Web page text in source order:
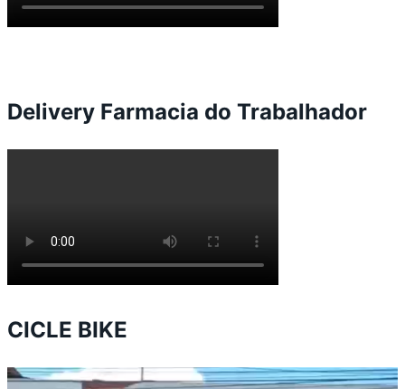
Delivery Farmacia do Trabalhador
CICLE BIKE